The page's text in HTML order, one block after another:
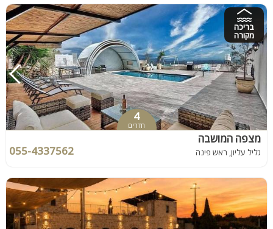
בריכה
מקורה
4
חדרים
מצפה המושבה
גליל עליון, ראש פינה 055-4337562